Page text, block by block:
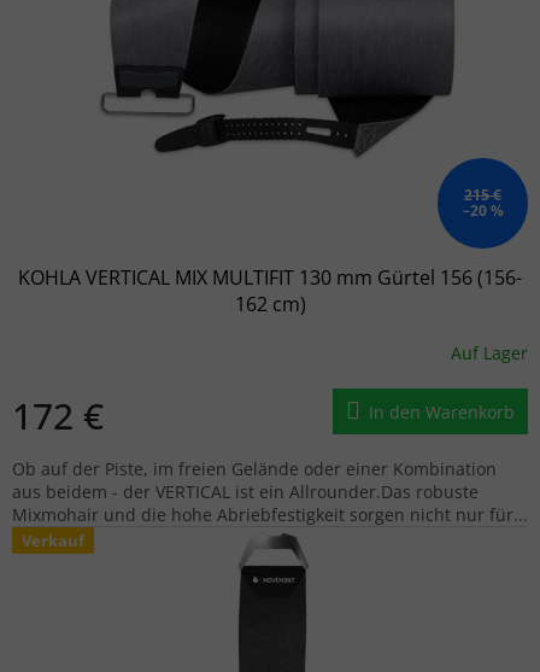
215 €
–20 %
KOHLA VERTICAL MIX MULTIFIT 130 mm Gürtel 156 (156-
162 cm)
Auf Lager
172 € In den Warenkorb
Ob auf der Piste, im freien Gelände oder einer Kombination
aus beidem - der VERTICAL ist ein Allrounder.Das robuste
Mixmohair und die hohe Abriebfestigkeit sorgen nicht nur für...
Verkauf